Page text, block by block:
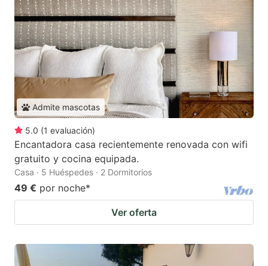
Admite mascotas
5.0 (1 evaluación)
Encantadora casa recientemente renovada con wifi
gratuito y cocina equipada.
Casa · 5 Huéspedes · 2 Dormitorios
49 € por noche*
Ver oferta